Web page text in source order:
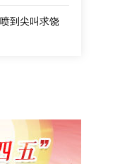
到尖叫求饶